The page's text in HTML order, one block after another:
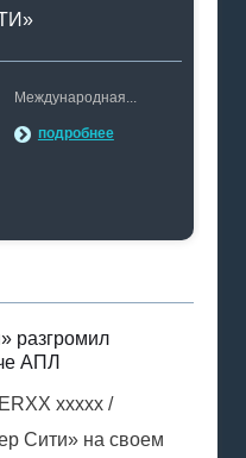
Международная...
подробнее
разгромил
АПЛ
xxxxx /
Сити» на своем